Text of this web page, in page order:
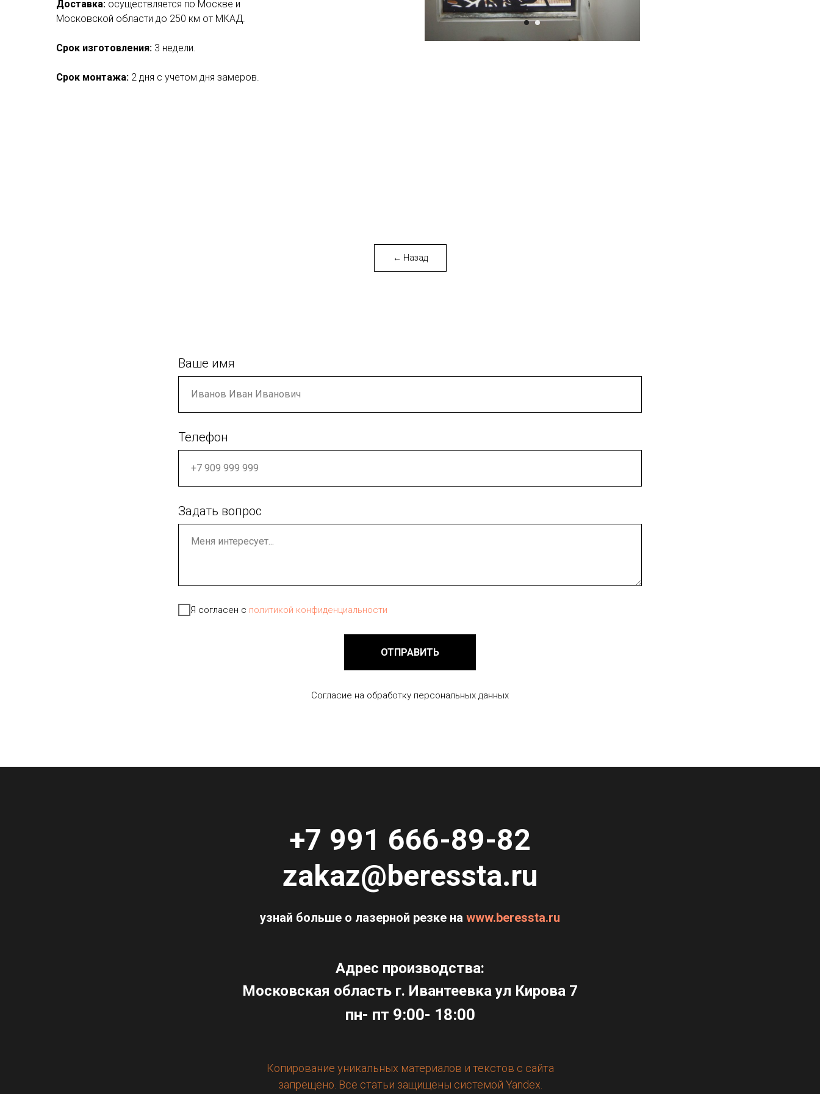
Доставка: осуществляется по Москве и
Московской области до 250 км от МКАД.
Срок изготовления: 3 недели.
Срок монтажа: 2 дня с учетом дня замеров.
← Назад
Ваше имя
Телефон
Задать вопрос
Я согласен с политикой конфиденциальности
ОТПРАВИТЬ
Согласие на обработку персональных данных
+7 991 666-89-82
zakaz@beressta.ru
узнай больше о лазерной резке на www.beressta.ru
Адрес производства:
Московская область г. Ивантеевка ул Кирова 7
пн- пт 9:00- 18:00
Копирование уникальных материалов и текстов с сайта
запрещено. Все статьи защищены системой Yandex.